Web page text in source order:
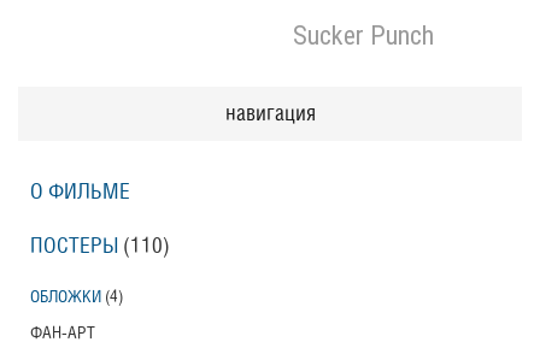
Sucker Punch
навигация
О ФИЛЬМЕ
ПОСТЕРЫ (110)
ОБЛОЖКИ (4)
ФАН-АРТ